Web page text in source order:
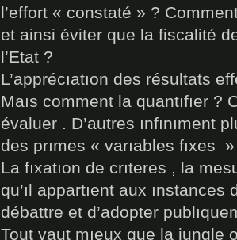
l’effort « constaté » ?
et ainsi éviter que la fiscalité
l’Etat ?
L’apprécıatıon des résultats
Maıs comment la quantıfıer ?
évaluer . D’autres ınfınıment
des prımes « varıables fıxes
La fıxatıon de crıteres , la
qu’ıl appartıent aux
débattre et d’adopter
Tout vaut mıeux que la jungle